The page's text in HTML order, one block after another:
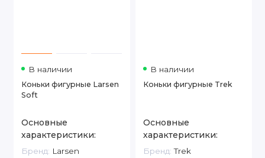
В наличии
Коньки фигурные Larsen
Soft
Основные
характеристики:
Бренд: Larsen
В наличии
Коньки фигурные Trek
Основные
характеристики:
Бренд: Trek